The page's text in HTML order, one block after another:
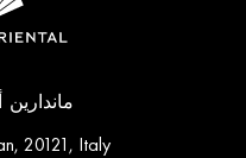
ماندارين
20121, Italy